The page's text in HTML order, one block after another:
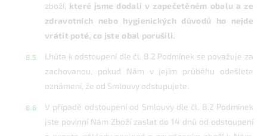
zboží, které jsme dodali v zapečetěném obalu a ze
zdravotních nebo hygienických důvodů ho nejde
vrátit poté, co jste obal porušili.
Lhůta k odstoupení dle čl. 8.2 Podmínek se považuje za
zachovanou, pokud Nám v jejím průběhu odešlete
oznámení, že od Smlouvy odstupujete.
V případě odstoupení od Smlouvy dle čl. 8.2 Podmínek
jste povinní Nám Zboží zaslat do 14 dnů od odstoupení